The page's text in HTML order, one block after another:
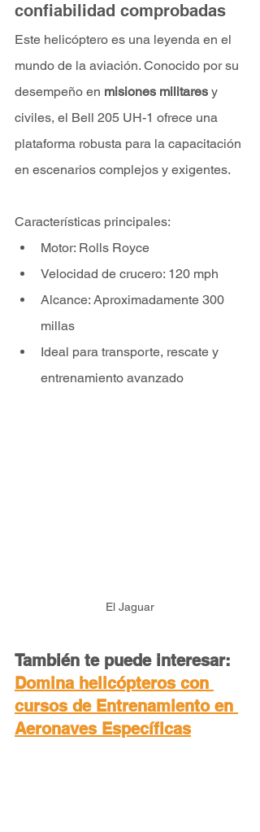
confiabilidad comprobadas
Este helicóptero es una leyenda en el
mundo de la aviación. Conocido por su
desempeño en misiones militares y
civiles, el Bell 205 UH-1 ofrece una
plataforma robusta para la capacitación
en escenarios complejos y exigentes.
Características principales:
Motor: Rolls Royce
Velocidad de crucero: 120 mph
Alcance: Aproximadamente 300
millas
Ideal para transporte, rescate y
entrenamiento avanzado
El Jaguar
También te puede interesar:
Domina helicópteros con
cursos de Entrenamiento en
Aeronaves Específicas